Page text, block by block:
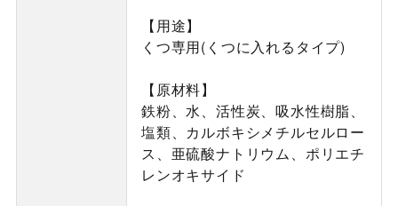
【用途】
くつ専用(くつに入れるタイプ)
【原材料】
鉄粉、水、活性炭、吸水性樹脂、
塩類、カルボキシメチルセルロー
ス、亜硫酸ナトリウム、ポリエチ
レンオキサイド